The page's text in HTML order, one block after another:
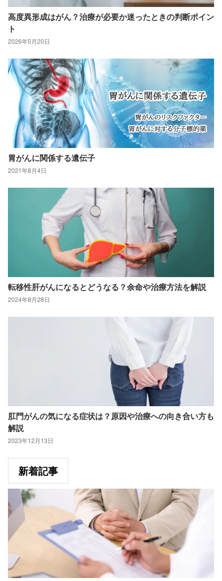
高度異形成はがん？治療が必要か迷ったときの判断ポイン
ト
2026年5月20日
胃がんに関係する遺伝子
2021年8月4日
転移性肝がんになるとどうなる？余命や治療方法を解説
2024年8月28日
肛門がんの気になる症状は？原因や治療への向き合い方も
解説
2023年12月13日
新着記事